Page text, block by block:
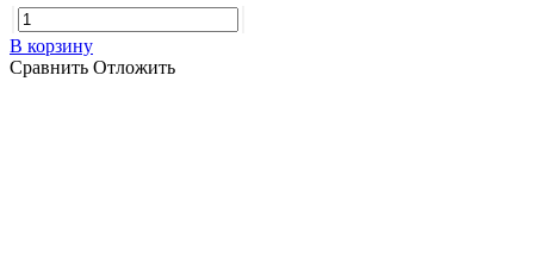
В корзину
Сравнить Отложить